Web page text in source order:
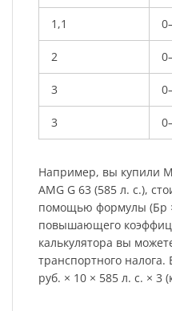
1,1
2
3
3
Например, вы купили
AMG G 63 (585 л. с.),
помощью формулы (Бр
повышающего
калькулятора вы
транспортного налога.
руб. × 10 × 585 л. с. × 3